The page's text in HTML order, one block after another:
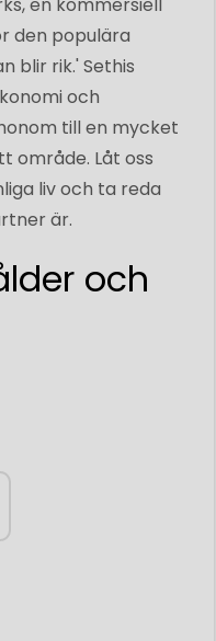
en kommersiell
den populära
blir rik.' Sethis
och
till en mycket
område. Låt oss
liv och ta reda
är.
och